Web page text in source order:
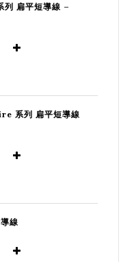
扁平短導線 –
系列 扁平短導線
線